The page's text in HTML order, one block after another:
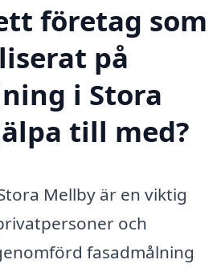
företag som
på
i Stora
till med?
Mellby är en viktig
och
fasadmålning